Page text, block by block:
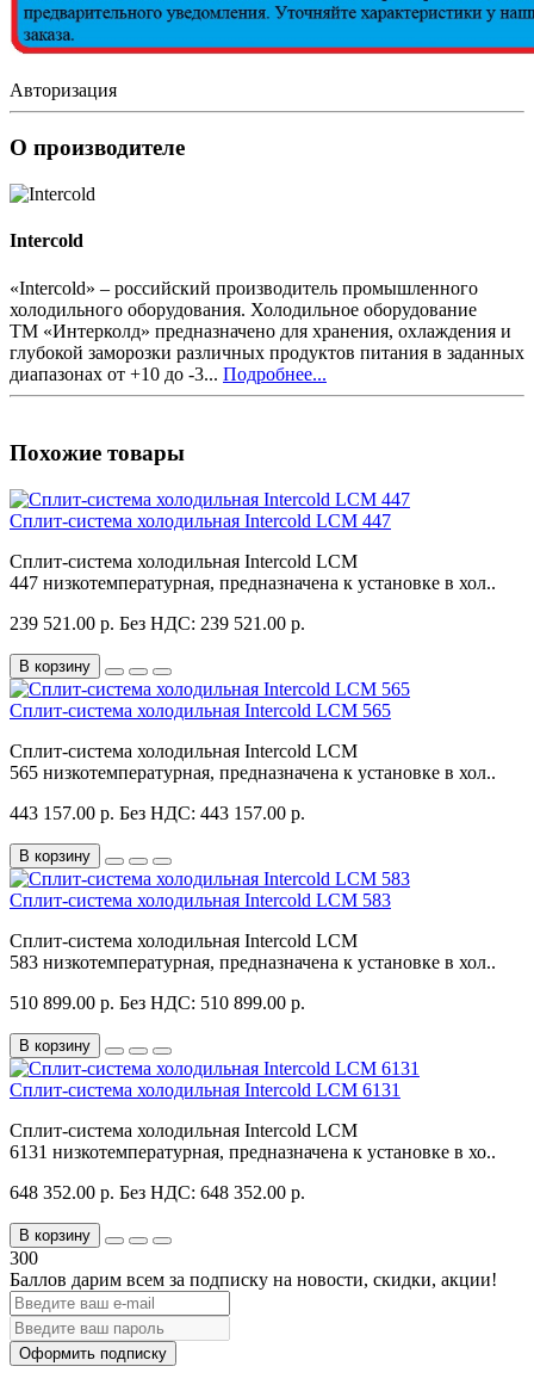
Авторизация
О производителе
Intercold
«Intercold» – российский производитель промышленного
холодильного оборудования. Холодильное оборудование
ТМ «Интерколд» предназначено для хранения, охлаждения и
глубокой заморозки различных продуктов питания в заданных
диапазонах от +10 до -3... Подробнее...
Похожие товары
Сплит-система холодильная Intercold LCM 447
Сплит-система холодильная Intercold LCM
447 низкотемпературная, предназначена к установке в хол..
239 521.00 р. Без НДС: 239 521.00 р.
В корзину
Сплит-система холодильная Intercold LCM 565
Сплит-система холодильная Intercold LCM
565 низкотемпературная, предназначена к установке в хол..
443 157.00 р. Без НДС: 443 157.00 р.
В корзину
Сплит-система холодильная Intercold LCM 583
Сплит-система холодильная Intercold LCM
583 низкотемпературная, предназначена к установке в хол..
510 899.00 р. Без НДС: 510 899.00 р.
В корзину
Сплит-система холодильная Intercold LCM 6131
Сплит-система холодильная Intercold LCM
6131 низкотемпературная, предназначена к установке в хо..
648 352.00 р. Без НДС: 648 352.00 р.
В корзину
300
Баллов дарим всем за подписку на новости, скидки, акции!
Оформить подписку